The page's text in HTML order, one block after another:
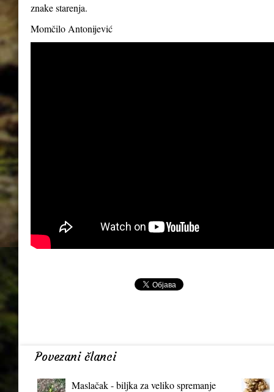
znake starenja.
Momčilo Antonijević
Povezani članci
Maslačak - biljka za veliko spremanje